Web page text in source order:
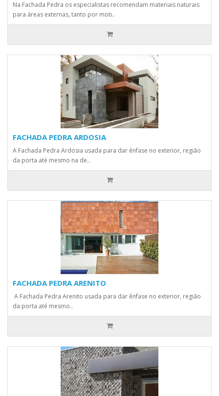
Na Fachada Pedra os especialistas recomendam materiais naturais
para áreas externas, tanto por moti..
FACHADA PEDRA ARDOSIA
A Fachada Pedra Ardosia usada para dar ênfase no exterior, região
da porta até mesmo na de..
FACHADA PEDRA ARENITO
A Fachada Pedra Arenito usada para dar ênfase no exterior, região
da porta até mesmo..